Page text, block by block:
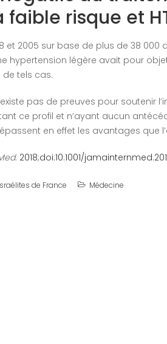
risque et
et 2005 sur base de plus de 38
hypertension légère avait pour
tels cas.
pas de preuves pour soutenir
ce profil et n’ayant aucun
en effet les avantages que
. 2018;doi:10.1001/
de France Médecine